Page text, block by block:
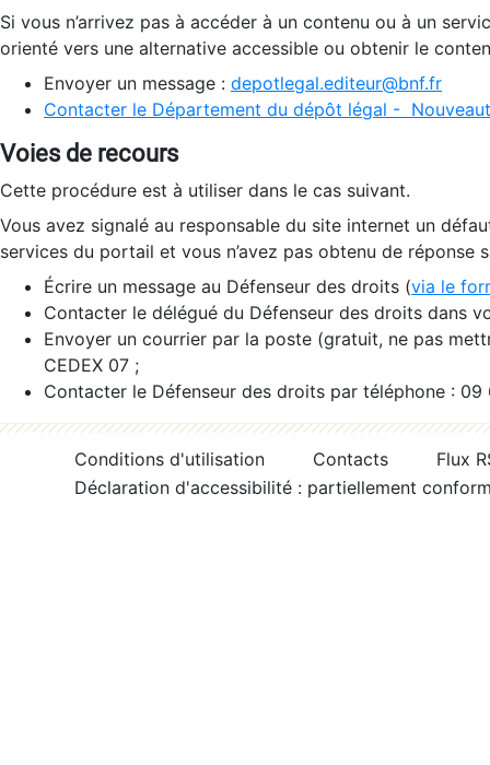
Si vous n’arrivez pas à accéder à un contenu ou à un
orienté vers une alternative accessible ou obtenir le
Envoyer un message : depotlegal.editeur@bnf.fr
Contacter le Département du dépôt légal -
Voies de recours
Cette procédure est à utiliser dans le cas suivant.
Vous avez signalé au responsable du site internet un
services du portail et vous n’avez pas obtenu de réponse
Écrire un message au Défenseur des droits (via le
Contacter le délégué du Défenseur des droits dans
Envoyer un courrier par la poste (gratuit, ne pas
CEDEX 07 ;
Contacter le Défenseur des droits par téléphone :
Conditions d'utilisation Contacts
Flux
Déclaration d'accessibilité : partiellement